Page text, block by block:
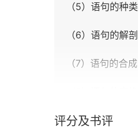
（5）语句的种类
（6）语句的解剖
（7）语句的合成
（9）额外的因素
评分及书评